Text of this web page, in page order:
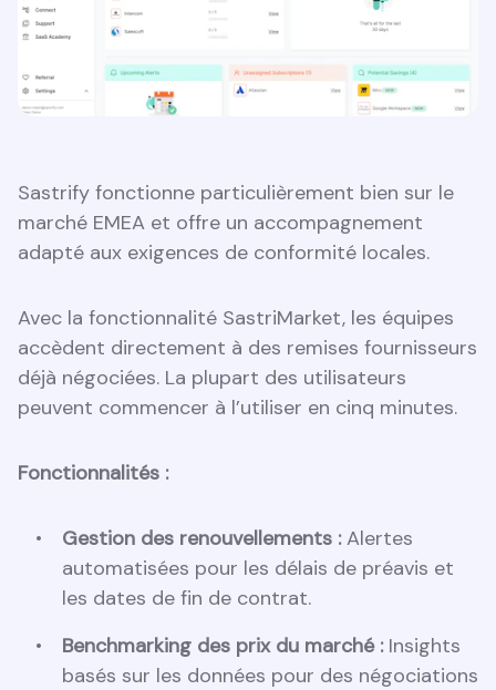
Sastrify fonctionne particulièrement bien sur le
marché EMEA et offre un accompagnement
adapté aux exigences de conformité locales.
Avec la fonctionnalité SastriMarket, les équipes
accèdent directement à des remises fournisseurs
déjà négociées. La plupart des utilisateurs
peuvent commencer à l’utiliser en cinq minutes.
Fonctionnalités :
Gestion des renouvellements :Alertes
automatisées pour les délais de préavis et
les dates de fin de contrat.
Benchmarking des prix du marché :Insights
basés sur les données pour des négociations